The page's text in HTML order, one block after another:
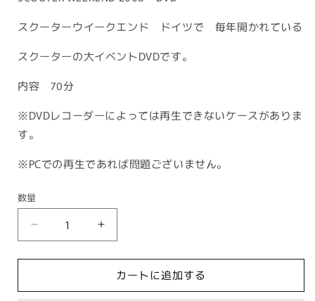
格
格
スクーターウイークエンド ドイツで 毎年開かれている
スクーターの大イベントDVDです。
内容 70分
※DVDレコーダーによっては再生できないケースがありま
す。
※PCでの再生であれば問題ございません。
数量
SCOOTER
WEEKEND
2008
数
SCOOTER
WEEKEND
2008
数
カートに追加する